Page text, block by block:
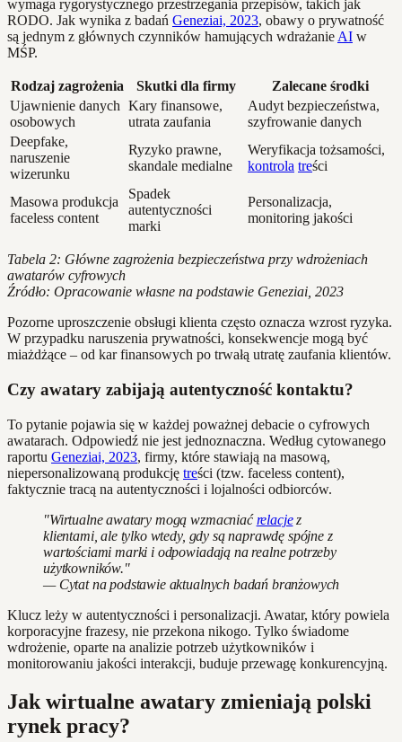
wymaga rygorystycznego przestrzegania przepisów, takich jak
RODO. Jak wynika z badań Geneziai, 2023, obawy o prywatność
są jednym z głównych czynników hamujących wdrażanie AI w
MŚP.
Rodzaj zagrożenia Skutki dla firmy
Zalecane środki
Ujawnienie danych
osobowych
Kary finansowe,
utrata zaufania
Audyt bezpieczeństwa,
szyfrowanie danych
Deepfake,
naruszenie
wizerunku
Ryzyko prawne,
skandale medialne
Weryfikacja tożsamości,
kontrola treści
Masowa produkcja
faceless content
Spadek
autentyczności
marki
Personalizacja,
monitoring jakości
Tabela 2: Główne zagrożenia bezpieczeństwa przy wdrożeniach
awatarów cyfrowych
Źródło: Opracowanie własne na podstawie Geneziai, 2023
Pozorne uproszczenie obsługi klienta często oznacza wzrost ryzyka.
W przypadku naruszenia prywatności, konsekwencje mogą być
miażdżące – od kar finansowych po trwałą utratę zaufania klientów.
Czy awatary zabijają autentyczność kontaktu?
To pytanie pojawia się w każdej poważnej debacie o cyfrowych
awatarach. Odpowiedź nie jest jednoznaczna. Według cytowanego
raportu Geneziai, 2023, firmy, które stawiają na masową,
niepersonalizowaną produkcję treści (tzw. faceless content),
faktycznie tracą na autentyczności i lojalności odbiorców.
"Wirtualne awatary mogą wzmacniaćrelacjez
klientami, ale tylko wtedy, gdy są naprawdę spójne z
wartościami marki i odpowiadają na realne potrzeby
użytkowników."
— Cytat na podstawie aktualnych badań branżowych
Klucz leży w autentyczności i personalizacji. Awatar, który powiela
korporacyjne frazesy, nie przekona nikogo. Tylko świadome
wdrożenie, oparte na analizie potrzeb użytkowników i
monitorowaniu jakości interakcji, buduje przewagę konkurencyjną.
Jak wirtualne awatary zmieniają polski
rynek pracy?